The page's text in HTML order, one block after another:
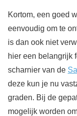
Kortom, een goed
eenvoudig om te
is dan ook niet
hier een belangrijk
scharnier van de
deze kun je nu
graden. Bij de
mogelijk worden